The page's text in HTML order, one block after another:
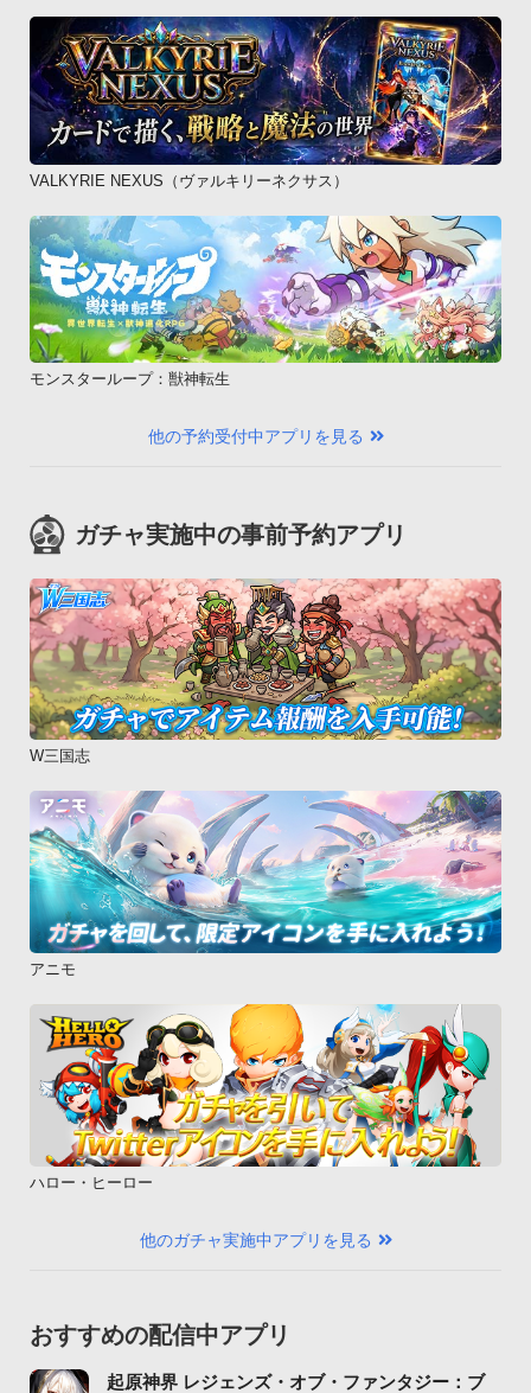
VALKYRIE NEXUS（ヴァルキリーネクサス）
モンスターループ：獣神転生
他の予約受付中アプリを見る
ガチャ実施中の事前予約アプリ
W三国志
アニモ
ハロー・ヒーロー
他のガチャ実施中アプリを見る
おすすめの配信中アプリ
起原神界 レジェンズ・オブ・ファンタジー：ブ